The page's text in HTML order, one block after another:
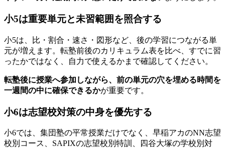
小5は重要単元と未習範囲を照合する
小5は、比・割合・速さ・図形など、後の学習につながる単
元が増えます。転塾前後のカリキュラム表を比べ、すでに習
ったかではなく、自力で使えるかまで確認してください。
転塾後に授業へ参加しながら、前の単元の穴を埋める時間を
一週間の中に確保できるかが重要です。
小6は志望校対策の中身を優先する
小6では、集団塾の平常授業だけでなく、早稲アカのNN志望
校別コース、SAPIXの志望校別特訓、四谷大塚の学校別対